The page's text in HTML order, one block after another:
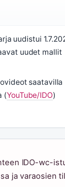
uudistui
uudet mallit
saatavilla
(YouTube/IDO)
IDO-wc-
ja varaosien